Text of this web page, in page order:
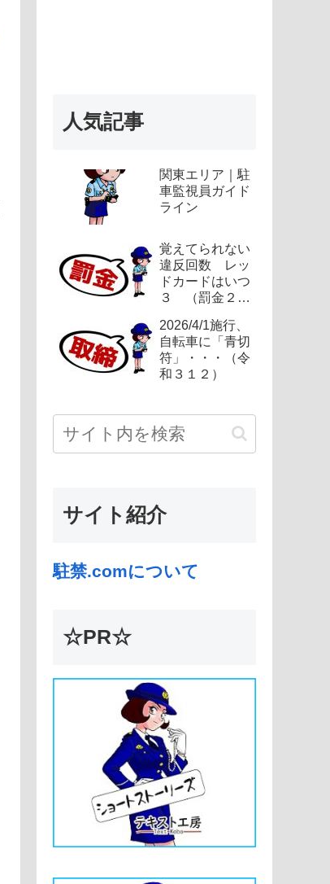
人気記事
関東エリア｜駐
車監視員ガイド
ライン
覚えてられない
違反回数 レッ
ドカードはいつ
３ （罰金２
2026/4/1施行、
自転車に「青切
符」・・・（令
和３１２）
サイト紹介
駐禁.comについて
☆PR☆